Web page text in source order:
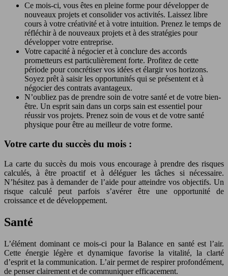
Ce mois-ci, vous êtes en pleine forme pour développer de
nouveaux projets et consolider vos activités. Laissez libre
cours à votre créativité et à votre intuition. Prenez le temps de
réfléchir à de nouveaux projets et à des stratégies pour
développer votre entreprise.
Votre capacité à négocier et à conclure des accords
prometteurs est particulièrement forte. Profitez de cette
période pour concrétiser vos idées et élargir vos horizons.
Soyez prêt à saisir les opportunités qui se présentent et à
négocier des contrats avantageux.
N’oubliez pas de prendre soin de votre santé et de votre bien-
être. Un esprit sain dans un corps sain est essentiel pour
réussir vos projets. Prenez soin de vous et de votre santé
physique pour être au meilleur de votre forme.
Votre carte du succès du mois :
La carte du succès du mois vous encourage à prendre des risques
calculés, à être proactif et à déléguer les tâches si nécessaire.
N’hésitez pas à demander de l’aide pour atteindre vos objectifs. Un
risque calculé peut parfois s’avérer être une opportunité de
croissance et de développement.
Santé
L’élément dominant ce mois-ci pour la Balance en santé est l’air.
Cette énergie légère et dynamique favorise la vitalité, la clarté
d’esprit et la communication. L’air permet de respirer profondément,
de penser clairement et de communiquer efficacement.